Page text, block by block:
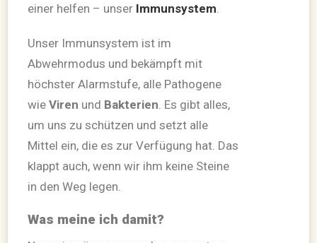
einer helfen – unser Immunsystem
Unser Immunsystem ist im
Abwehrmodus und bekämpft mit
höchster Alarmstufe, alle Pathogene
wie Viren und Bakterien . Es gibt alles,
um uns zu schützen und setzt alle
Mittel ein, die es zur Verfügung hat. Das
klappt auch, wenn wir ihm keine Steine
in den Weg legen.
Was meine ich damit?